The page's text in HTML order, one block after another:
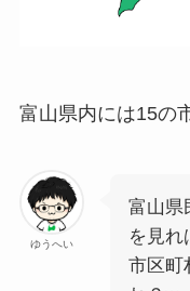
富山県内には15の
ゆうへい
富山県
を見れ
市区町